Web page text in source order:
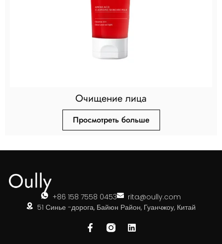
Очищение лица
Просмотреть больше
+86 158 7558 0453
rita@oully.com
51 Синье -дорога, Байюн Район, Гуанчжоу, Китай